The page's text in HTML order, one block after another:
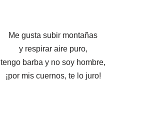
Me gusta subir montañas
y respirar aire puro,
tengo barba y no soy hombre,
¡por mis cuernos, te lo juro!